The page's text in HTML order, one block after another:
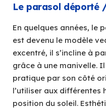
Le parasol déporté
En quelques années, le
est devenu le modèle
excentré, il s’incline à
grâce à une manivelle.
pratique par son côté
l’utiliser aux différentes
position du soleil.